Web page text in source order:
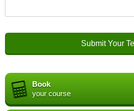
Book
your course